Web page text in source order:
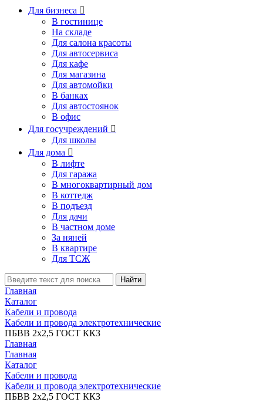
Для бизнеса 
В гостинице
На складе
Для салона красоты
Для автосервиса
Для кафе
Для магазина
Для автомойки
В банках
Для автостоянок
В офис
Для госучреждений 
Для школы
Для дома 
В лифте
Для гаража
В многоквартирный дом
В коттедж
В подъезд
Для дачи
В частном доме
За няней
В квартире
Для ТСЖ
Найти
Главная
Каталог
Кабели и провода
Кабели и провода электротехнические
ПБВВ 2x2,5 ГОСТ ККЗ
Главная
Главная
Каталог
Кабели и провода
Кабели и провода электротехнические
ПБВВ 2x2,5 ГОСТ ККЗ